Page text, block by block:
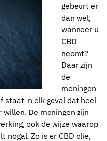
gebeurt er
dan wel,
wanneer u
CBD
neemt?
Daar zijn
de
meningen
staat in elk geval dat heel
De meningen zijn
ook de wijze waarop
nogal. Zo is er CBD olie,